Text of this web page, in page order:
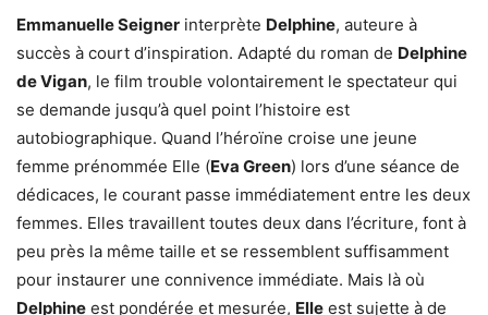
Emmanuelle Seigner interprète Delphine, auteure à
succès à court d’inspiration. Adapté du roman de Delphine
de Vigan, le film trouble volontairement le spectateur qui
se demande jusqu’à quel point l’histoire est
autobiographique. Quand l’héroïne croise une jeune
femme prénommée Elle (Eva Green) lors d’une séance de
dédicaces, le courant passe immédiatement entre les deux
femmes. Elles travaillent toutes deux dans l’écriture, font à
peu près la même taille et se ressemblent suffisamment
pour instaurer une connivence immédiate. Mais là où
Delphine est pondérée et mesurée, Elle est sujette à de